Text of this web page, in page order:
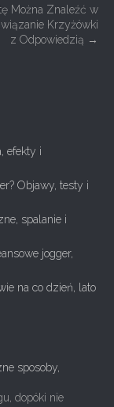
Można Znaleźć w
Krzyżówki
z Odpowiedzią →
efekty i
Objawy, testy i
spalanie i
jogger,
na co dzień, lato
sposoby,
dopóki nie